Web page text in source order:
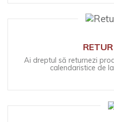
Ai dreptul să returnezi
calendaristice de